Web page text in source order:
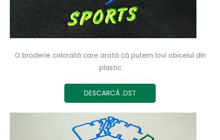
O broderie colorată care arată că putem lovi obiceiul din
plastic
DESCARCĂ .DST